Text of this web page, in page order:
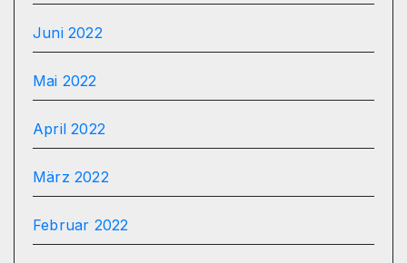
Juni 2022
Mai 2022
April 2022
März 2022
Februar 2022